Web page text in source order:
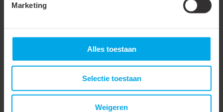
Marketing
Alles toestaan
Selectie toestaan
Weigeren
Oppervlaktebescherming
Meer laden